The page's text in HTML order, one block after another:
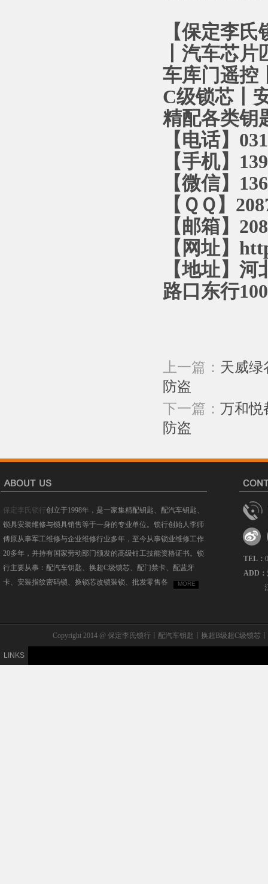
【保定李
丨汽车芯
车库门遥控
C级锁芯丨
精配各类钥
【电话】
【手机】
【微信】
【ＱＱ】
【邮箱】
【网址】
【地址】
路口东行
上一篇： 天威绿
防盗
下一篇： 万和悦
防盗
保定李氏锁行创立于1998年，是一家集精配钥匙、配汽车钥匙、
锁具安装维修与锁具销售等于一身的专业单位。锁行创始人李师
傅原从事军工维修与企业维修行业多年，至今从事锁业维修工作
20多年，并持有国家劳动部门颁发的高级钳工技能资格证书。锁
行主要从事：配汽车钥匙、换超C级锁芯、配门禁卡、配蓝牙
卡、安装指纹密码锁、换锁芯改锁装锁、批发零售各
MORE
TEL：
ADD：
Copyright 2014 @ 保定李氏锁行丨配汽车钥匙丨换超B级超C级锁
LINKS